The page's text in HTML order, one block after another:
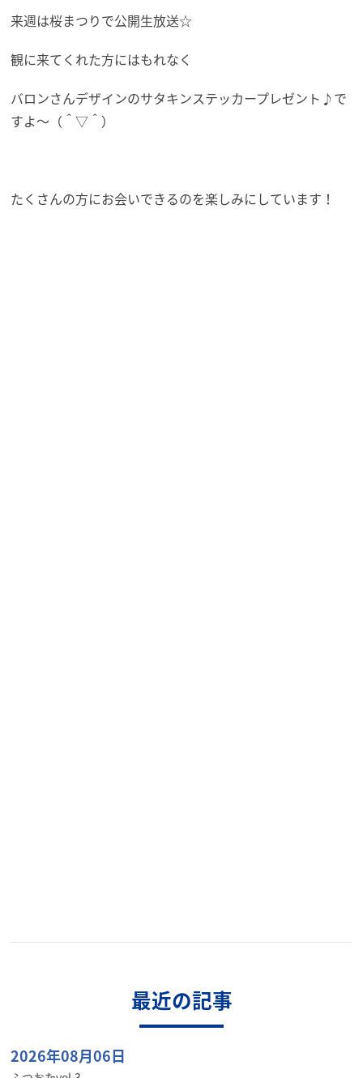
来週は桜まつりで公開生放送☆
観に来てくれた方にはもれなく
バロンさんデザインのサタキンステッカープレゼント♪で
すよ〜（＾▽＾）
たくさんの方にお会いできるのを楽しみにしています！
最近の記事
2026年08月06日